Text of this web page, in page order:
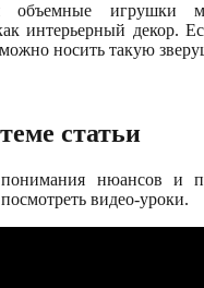
объемные игрушки
интерьерный декор.
носить такую
статьи
нюансов и
видео-уроки.